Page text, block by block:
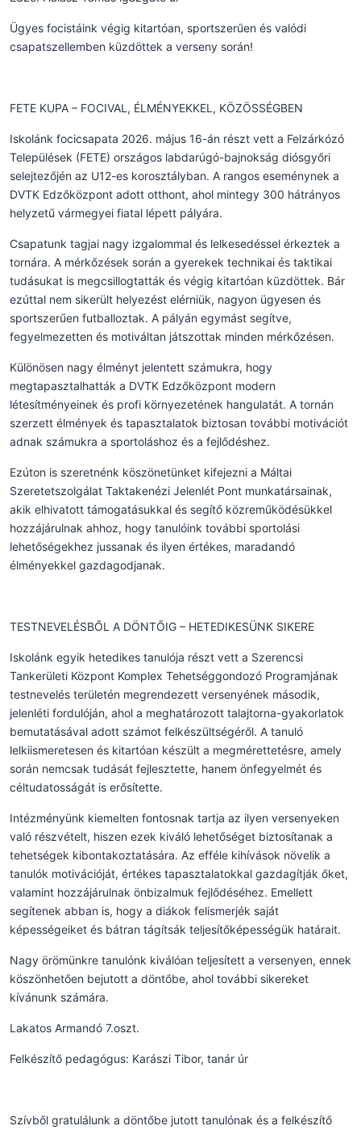
Ügyes focistáink végig kitartóan, sportszerűen és valódi
csapatszellemben küzdöttek a verseny során!
FETE KUPA – FOCIVAL, ÉLMÉNYEKKEL, KÖZÖSSÉGBEN
Iskolánk focicsapata 2026. május 16-án részt vett a Felzárkózó
Települések (FETE) országos labdarúgó-bajnokság diósgyőri
selejtezőjén az U12-es korosztályban. A rangos eseménynek a
DVTK Edzőközpont adott otthont, ahol mintegy 300 hátrányos
helyzetű vármegyei fiatal lépett pályára.
Csapatunk tagjai nagy izgalommal és lelkesedéssel érkeztek a
tornára. A mérkőzések során a gyerekek technikai és taktikai
tudásukat is megcsillogtatták és végig kitartóan küzdöttek. Bár
ezúttal nem sikerült helyezést elérniük, nagyon ügyesen és
sportszerűen futballoztak. A pályán egymást segítve,
fegyelmezetten és motiváltan játszottak minden mérkőzésen.
Különösen nagy élményt jelentett számukra, hogy
megtapasztalhatták a DVTK Edzőközpont modern
létesítményeinek és profi környezetének hangulatát. A tornán
szerzett élmények és tapasztalatok biztosan további motivációt
adnak számukra a sportoláshoz és a fejlődéshez.
Ezúton is szeretnénk köszönetünket kifejezni a Máltai
Szeretetszolgálat Taktakenézi Jelenlét Pont munkatársainak,
akik elhivatott támogatásukkal és segítő közreműködésükkel
hozzájárulnak ahhoz, hogy tanulóink további sportolási
lehetőségekhez jussanak és ilyen értékes, maradandó
élményekkel gazdagodjanak.
TESTNEVELÉSBŐL A DÖNTŐIG – HETEDIKESÜNK SIKERE
Iskolánk egyik hetedikes tanulója részt vett a Szerencsi
Tankerületi Központ Komplex Tehetséggondozó Programjának
testnevelés területén megrendezett versenyének második,
jelenléti fordulóján, ahol a meghatározott talajtorna-gyakorlatok
bemutatásával adott számot felkészültségéről. A tanuló
lelkiismeretesen és kitartóan készült a megmérettetésre, amely
során nemcsak tudását fejlesztette, hanem önfegyelmét és
céltudatosságát is erősítette.
Intézményünk kiemelten fontosnak tartja az ilyen versenyeken
való részvételt, hiszen ezek kiváló lehetőséget biztosítanak a
tehetségek kibontakoztatására. Az efféle kihívások növelik a
tanulók motivációját, értékes tapasztalatokkal gazdagítják őket,
valamint hozzájárulnak önbizalmuk fejlődéséhez. Emellett
segítenek abban is, hogy a diákok felismerjék saját
képességeiket és bátran tágítsák teljesítőképességük határait.
Nagy örömünkre tanulónk kiválóan teljesített a versenyen, ennek
köszönhetően bejutott a döntőbe, ahol további sikereket
kívánunk számára.
Lakatos Armandó 7.oszt.
Felkészítő pedagógus: Karászi Tibor, tanár úr
Szívből gratulálunk a döntőbe jutott tanulónak és a felkészítő